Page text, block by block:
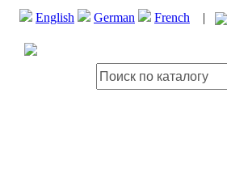
English German French |